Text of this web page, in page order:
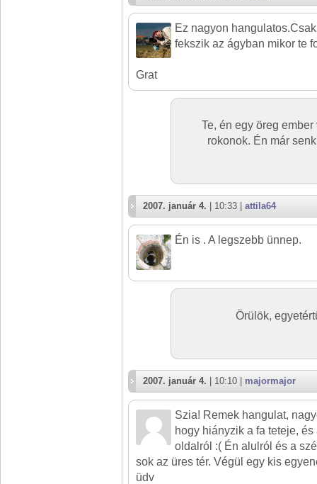
Ez nagyon
fekszik az ágyban mikor te
Grat
Te, én egy öreg
rokonok. Én már
2007. január 4. | 10:33 | attila64
Én is . A legszebb ünnep.
Örülök,
2007. január 4. | 10:10 | majormajor
Szia! Remek hangulat,
hogy hiányzik a fa teteje,
oldalról :( Én alulról és a
sok az üres tér. Végül egy kis
üdv